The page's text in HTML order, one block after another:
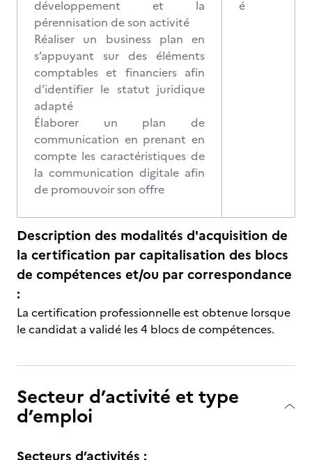
développement et la
pérennisation de son activité
Réaliser un business plan en
s’appuyant sur des éléments
comptables et financiers afin
d’identifier le statut juridique
adapté
Élaborer un plan de
communication en prenant en
compte les caractéristiques de
la communication digitale afin
de promouvoir son offre
é
Description des modalités d'acquisition de
la certification par capitalisation des blocs
de compétences et/ou par correspondance
:
La certification professionnelle est obtenue lorsque
le candidat a validé les 4 blocs de compétences.
Secteur d’activité et type
d’emploi